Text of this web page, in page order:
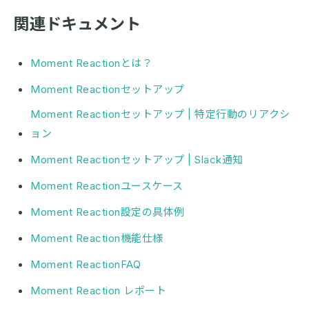
関連ドキュメント
Moment Reactionとは？
Moment Reactionセットアップ
Moment Reactionセットアップ | 特定行動のリアクシ
ョン
Moment Reactionセットアップ | Slack通知
Moment Reactionユースケース
Moment Reaction設定の具体例
Moment Reaction機能仕様
Moment ReactionFAQ
Moment Reaction レポート